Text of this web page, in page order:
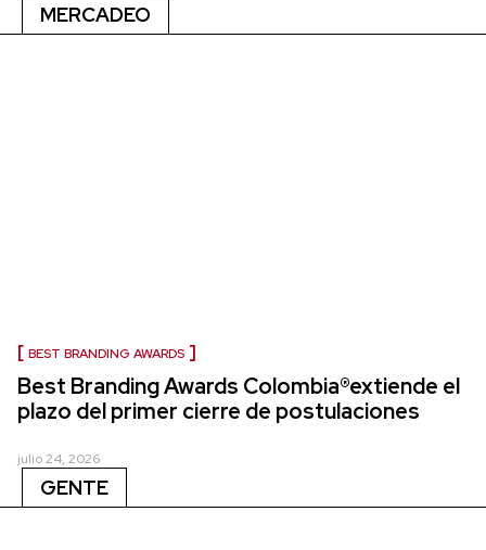
MERCADEO
BEST BRANDING AWARDS
Best Branding Awards Colombia®extiende el
plazo del primer cierre de postulaciones
julio 24, 2026
GENTE